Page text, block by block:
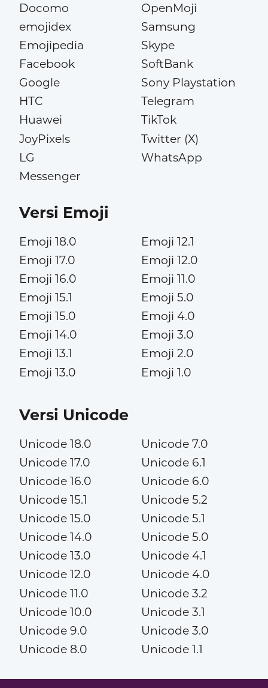
Docomo
emojidex
Emojipedia
Facebook
Google
HTC
Huawei
JoyPixels
LG
Messenger
OpenMoji
Samsung
Skype
SoftBank
Sony Playstation
Telegram
TikTok
Twitter (X)
WhatsApp
Versi Emoji
Emoji 18.0
Emoji 17.0
Emoji 16.0
Emoji 15.1
Emoji 15.0
Emoji 14.0
Emoji 13.1
Emoji 13.0
Emoji 12.1
Emoji 12.0
Emoji 11.0
Emoji 5.0
Emoji 4.0
Emoji 3.0
Emoji 2.0
Emoji 1.0
Versi Unicode
Unicode 18.0
Unicode 17.0
Unicode 16.0
Unicode 15.1
Unicode 15.0
Unicode 14.0
Unicode 13.0
Unicode 12.0
Unicode 11.0
Unicode 10.0
Unicode 9.0
Unicode 8.0
Unicode 7.0
Unicode 6.1
Unicode 6.0
Unicode 5.2
Unicode 5.1
Unicode 5.0
Unicode 4.1
Unicode 4.0
Unicode 3.2
Unicode 3.1
Unicode 3.0
Unicode 1.1